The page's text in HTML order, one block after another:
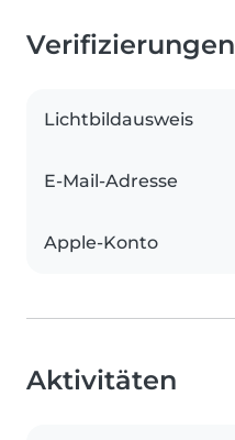
Verifizierungen
Lichtbildausweis
E-Mail-Adresse
Apple-Konto
Aktivitäten